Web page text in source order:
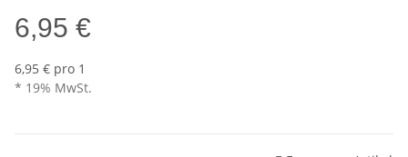
6,95 €
6,95 € pro 1
* 19% MwSt.